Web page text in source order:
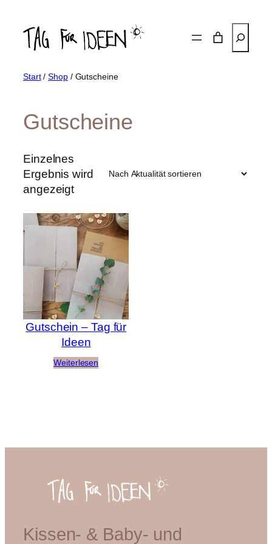
Inhalt
springen
Start/Shop/ Gutscheine
Gutscheine
Einzelnes
Ergebnis wird
angezeigt
Gutschein – Tag für
Ideen
Weiterlesen
Kissen- & Baby- und